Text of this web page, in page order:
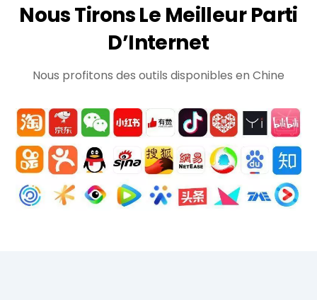
Nous Tirons Le Meilleur Parti
D’Internet
Nous profitons des outils disponibles en Chine